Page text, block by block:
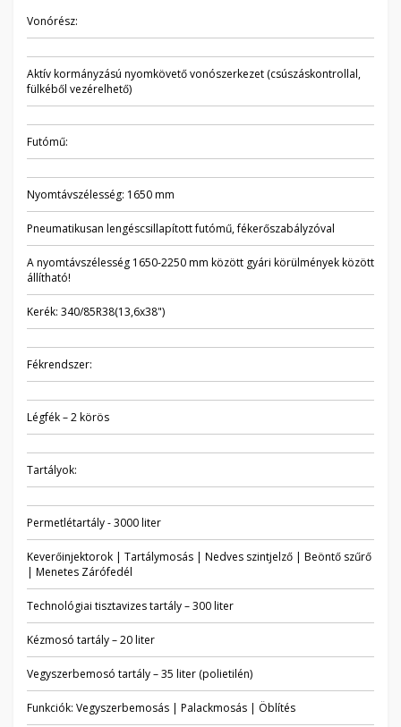
Vonórész:
Aktív kormányzású nyomkövető vonószerkezet (csúszáskontrollal,
fülkéből vezérelhető)
Futómű:
Nyomtávszélesség: 1650 mm
Pneumatikusan lengéscsillapított futómű, fékerőszabályzóval
A nyomtávszélesség 1650-2250 mm között gyári körülmények között
állítható!
Kerék: 340/85R38(13,6x38")
Fékrendszer:
Légfék – 2 körös
Tartályok:
Permetlétartály - 3000 liter
Keverőinjektorok | Tartálymosás | Nedves szintjelző | Beöntő szűrő
| Menetes Zárófedél
Technológiai tisztavizes tartály – 300 liter
Kézmosó tartály – 20 liter
Vegyszerbemosó tartály – 35 liter (polietilén)
Funkciók: Vegyszerbemosás | Palackmosás | Öblítés